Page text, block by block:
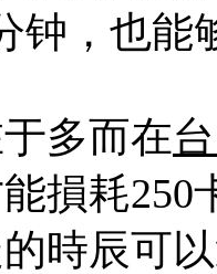
钟，也能
多而在
損耗
時辰可